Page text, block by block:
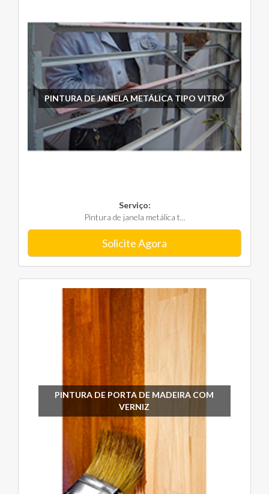
PINTURA DE JANELA METÁLICA TIPO VITRÔ
Serviço:
Pintura de janela metálica t...
Solicite Agora
PINTURA DE PORTA DE MADEIRA COM
VERNIZ